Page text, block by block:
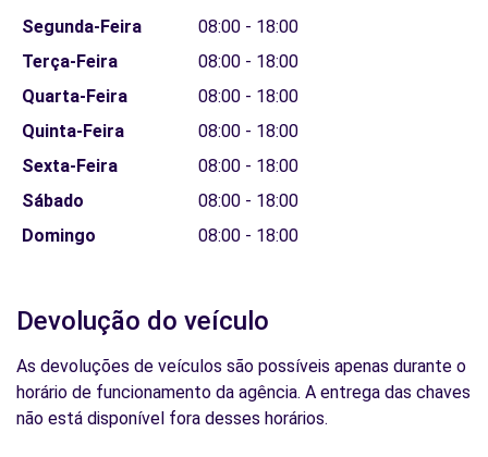
Segunda-Feira
08:00 - 18:00
Terça-Feira
08:00 - 18:00
Quarta-Feira
08:00 - 18:00
Quinta-Feira
08:00 - 18:00
Sexta-Feira
08:00 - 18:00
Sábado
08:00 - 18:00
Domingo
08:00 - 18:00
Devolução do veículo
As devoluções de veículos são possíveis apenas durante o
horário de funcionamento da agência. A entrega das chaves
não está disponível fora desses horários.